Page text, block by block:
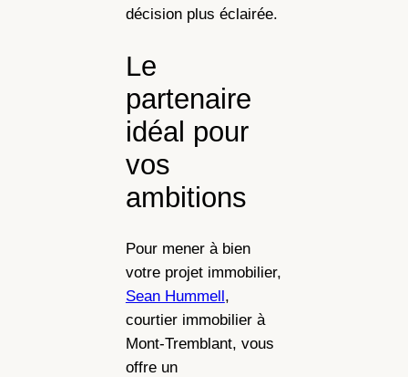
décision plus éclairée.
Le
partenaire
idéal pour
vos
ambitions
Pour mener à bien
votre projet immobilier,
Sean Hummell,
courtier immobilier à
Mont-Tremblant, vous
offre un